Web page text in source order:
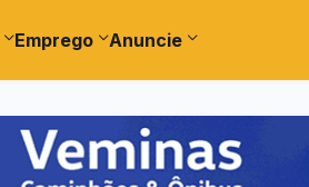
Emprego Anuncie